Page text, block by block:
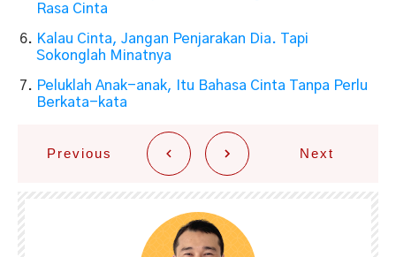
Rasa Cinta
Kalau Cinta, Jangan Penjarakan Dia. Tapi
Sokonglah Minatnya
Peluklah Anak-anak, Itu Bahasa Cinta Tanpa Perlu
Berkata-kata
Previous Next